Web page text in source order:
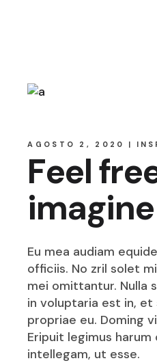
AGOSTO 2, 2020
Feel
imagine
Eu mea audiam
officiis. No zril solet
mei omittantur. Nulla
in voluptaria est in, et
propriae eu. Doming
Eripuit legimus
intellegam, ut esse.